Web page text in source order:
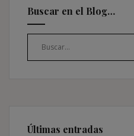
Buscar en el Blog…
Últimas entradas